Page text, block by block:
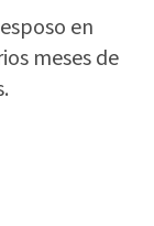
en
meses de